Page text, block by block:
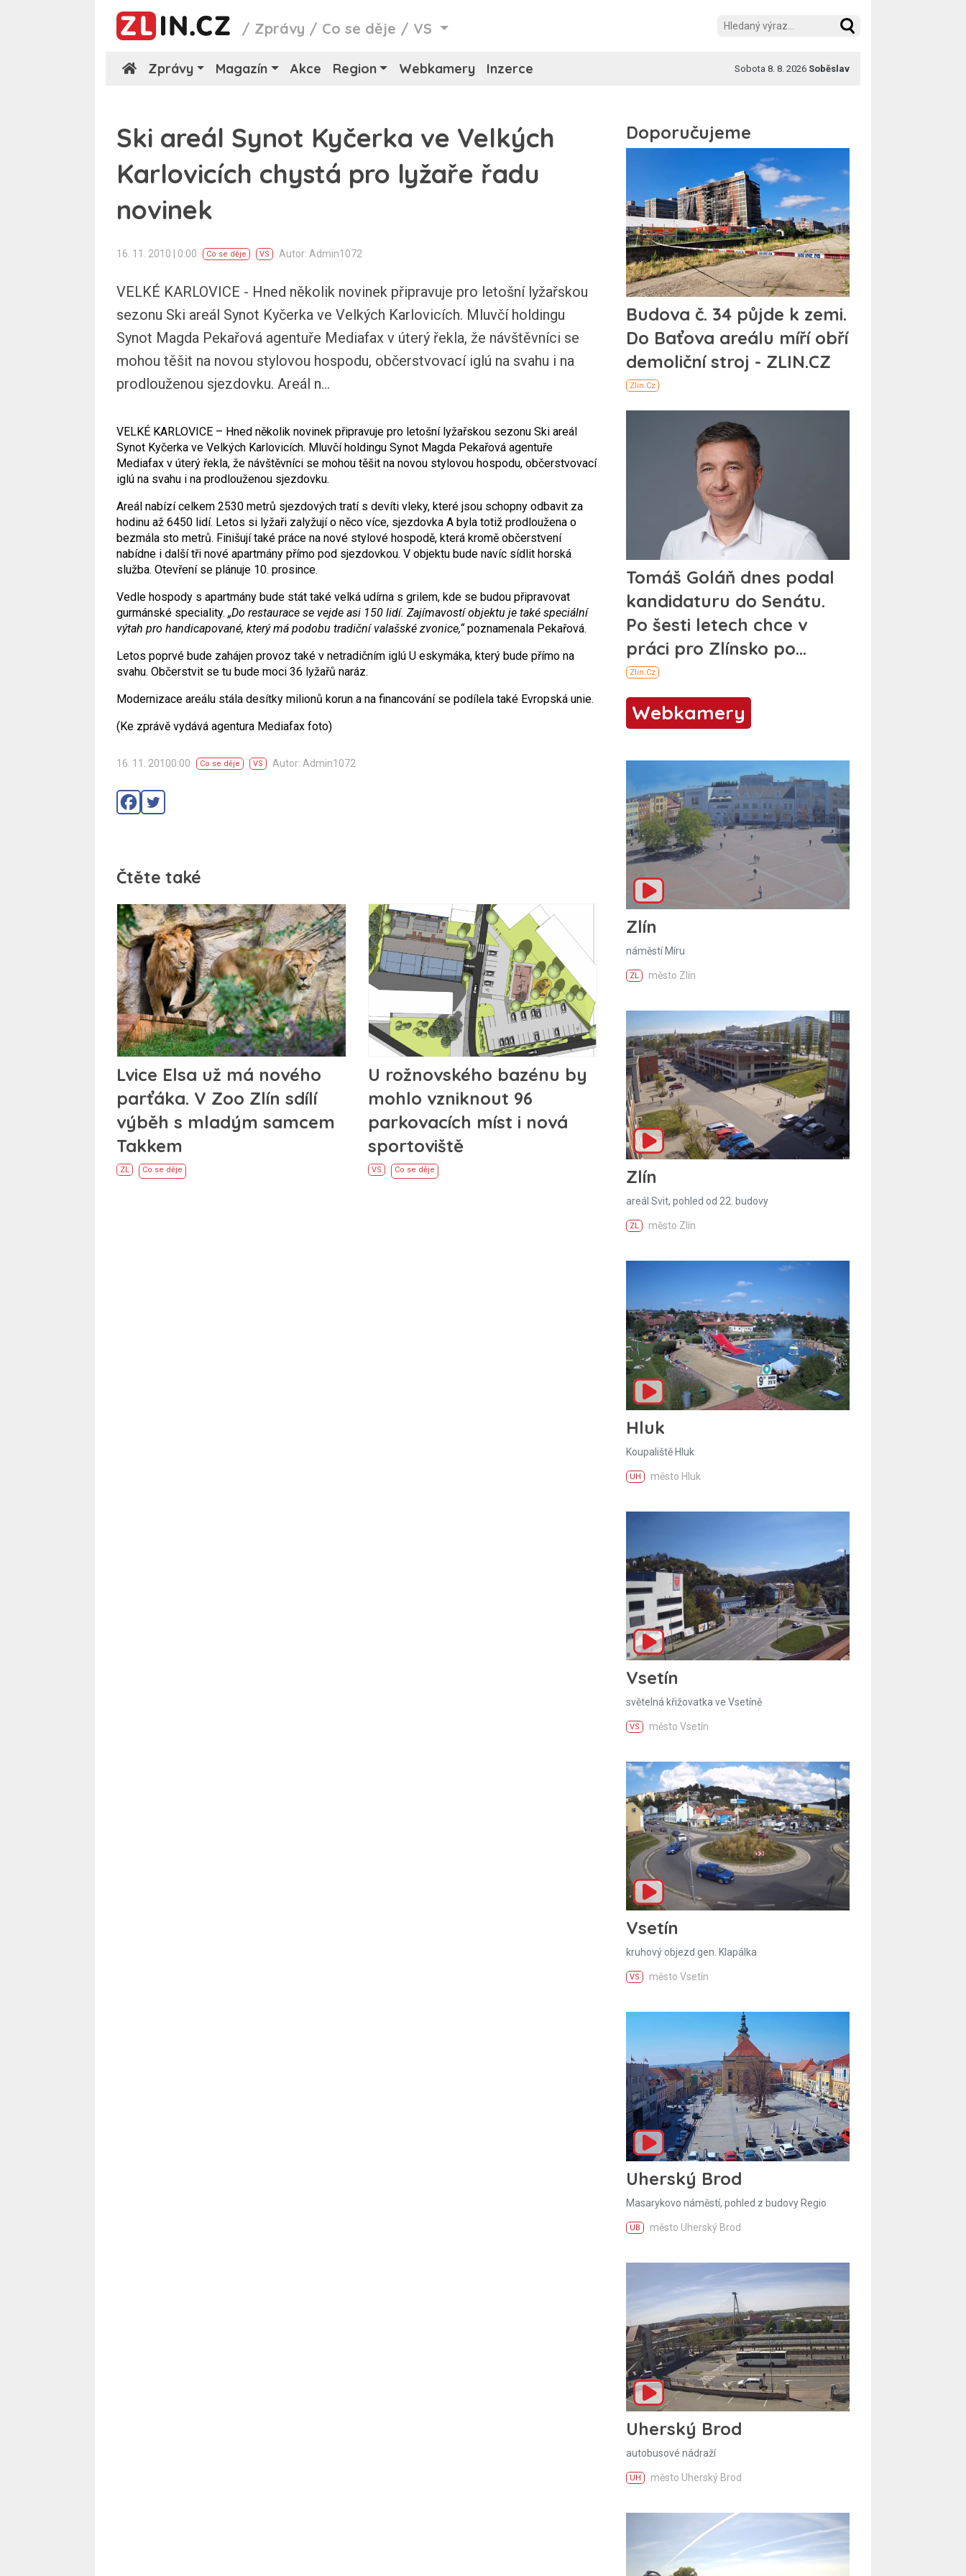
/ Zprávy / Co se děje / VS
Zprávy Magazín Akce Region Webkamery Inzerce Sobota 8. 8. 2026 Soběslav
Ski areál Synot Kyčerka ve Velkých
Karlovicích chystá pro lyžaře řadu
novinek
16. 11. 2010 | 0:00 Co se děje VS Autor: Admin1072
VELKÉ KARLOVICE - Hned několik novinek připravuje pro letošní lyžařskou
sezonu Ski areál Synot Kyčerka ve Velkých Karlovicích. Mluvčí holdingu
Synot Magda Pekařová agentuře Mediafax v úterý řekla, že návštěvníci se
mohou těšit na novou stylovou hospodu, občerstvovací iglú na svahu i na
prodlouženou sjezdovku. Areál n...
VELKÉ KARLOVICE – Hned několik novinek připravuje pro letošní lyžařskou sezonu Ski areál
Synot Kyčerka ve Velkých Karlovicích. Mluvčí holdingu Synot Magda Pekařová agentuře
Mediafax v úterý řekla, že návštěvníci se mohou těšit na novou stylovou hospodu, občerstvovací
iglú na svahu i na prodlouženou sjezdovku.
Areál nabízí celkem 2530 metrů sjezdových tratí s devíti vleky, které jsou schopny odbavit za
hodinu až 6450 lidí. Letos si lyžaři zalyžují o něco více, sjezdovka A byla totiž prodloužena o
bezmála sto metrů. Finišují také práce na nové stylové hospodě, která kromě občerstvení
nabídne i další tři nové apartmány přímo pod sjezdovkou. V objektu bude navíc sídlit horská
služba. Otevření se plánuje 10. prosince.
Vedle hospody s apartmány bude stát také velká udírna s grilem, kde se budou připravovat
gurmánské speciality. „Do restaurace se vejde asi 150 lidí. Zajímavostí objektu je také speciální
výtah pro handicapované, který má podobu tradiční valašské zvonice,“poznamenala Pekařová.
Letos poprvé bude zahájen provoz také v netradičním iglú U eskymáka, který bude přímo na
svahu. Občerstvit se tu bude moci 36 lyžařů naráz.
Modernizace areálu stála desítky milionů korun a na financování se podílela také Evropská unie.
(Ke zprávě vydává agentura Mediafax foto)
16. 11. 20100:00 Co se děje VS Autor: Admin1072
Čtěte také
Lvice Elsa už má nového
parťáka. V Zoo Zlín sdílí
výběh s mladým samcem
Takkem
ZL Co se děje
U rožnovského bazénu by
mohlo vzniknout 96
parkovacích míst i nová
sportoviště
VS Co se děje
Webkamery
Zlín
náměstí Míru
ZL město Zlín
Zlín
areál Svit, pohled od 22. budovy
ZL město Zlín
Hluk
Koupaliště Hluk
UH město Hluk
Vsetín
světelná křižovatka ve Vsetíně
VS město Vsetín
Vsetín
kruhový objezd gen. Klapálka
VS město Vsetín
Uherský Brod
Masarykovo náměstí, pohled z budovy Regio
UB město Uherský Brod
Uherský Brod
autobusové nádraží
UH město Uherský Brod